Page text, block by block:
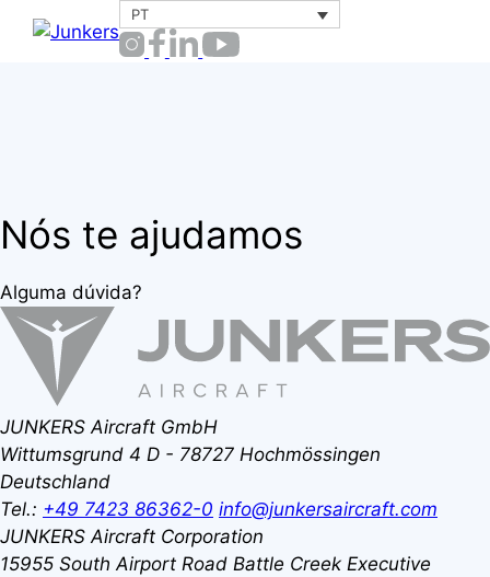
para
PT
Nós te ajudamos
Alguma dúvida?
JUNKERS Aircraft GmbH
Wittumsgrund 4 D - 78727 Hochmössingen
Deutschland
Tel.: +49 7423 86362-0 info@junkersaircraft.com
JUNKERS Aircraft Corporation
15955 South Airport Road Battle Creek Executive